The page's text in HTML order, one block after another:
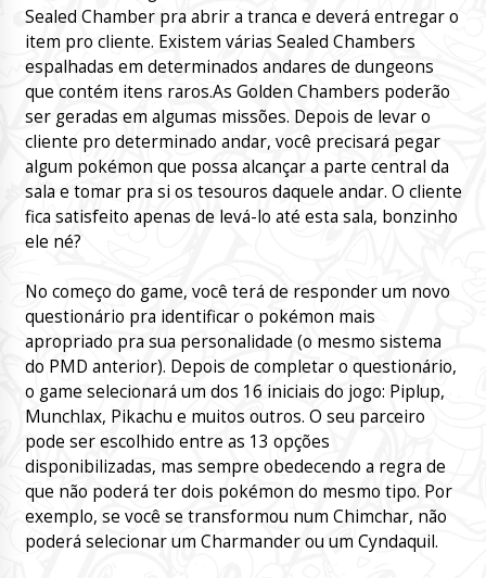
Sealed Chamber pra abrir a tranca e deverá entregar o
item pro cliente. Existem várias Sealed Chambers
espalhadas em determinados andares de dungeons
que contém itens raros.As Golden Chambers poderão
ser geradas em algumas missões. Depois de levar o
cliente pro determinado andar, você precisará pegar
algum pokémon que possa alcançar a parte central da
sala e tomar pra si os tesouros daquele andar. O cliente
fica satisfeito apenas de levá-lo até esta sala, bonzinho
ele né?
No começo do game, você terá de responder um novo
questionário pra identificar o pokémon mais
apropriado pra sua personalidade (o mesmo sistema
do PMD anterior). Depois de completar o questionário,
o game selecionará um dos 16 iniciais do jogo: Piplup,
Munchlax, Pikachu e muitos outros. O seu parceiro
pode ser escolhido entre as 13 opções
disponibilizadas, mas sempre obedecendo a regra de
que não poderá ter dois pokémon do mesmo tipo. Por
exemplo, se você se transformou num Chimchar, não
poderá selecionar um Charmander ou um Cyndaquil.